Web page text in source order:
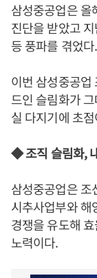
삼성중공업은 올
진단을 받았고
등 풍파를 겪었다.
이번 삼성중공업
드인 슬림화가
실 다지기에 초
◆ 조직 슬림화,
삼성중공업은 조
시추사업부와 해
경쟁을 유도해
노력이다.